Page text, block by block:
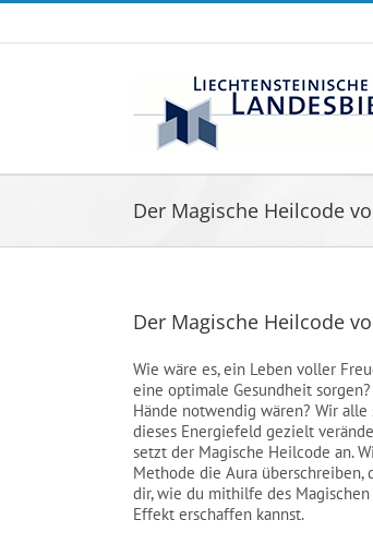
Zum
springen
Der Magische Heilcode
Der Magische Heilcode
Wie wäre es, ein Leben voller
eine optimale Gesundheit
Hände notwendig wären? Wir
dieses Energiefeld gezielt
setzt der Magische Heilcode an.
Methode die Aura überschreiben,
dir, wie du mithilfe des
Effekt erschaffen kannst.